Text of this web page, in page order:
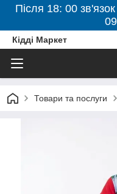
Після 18: 00
Кідді Маркет
Товари та послуги